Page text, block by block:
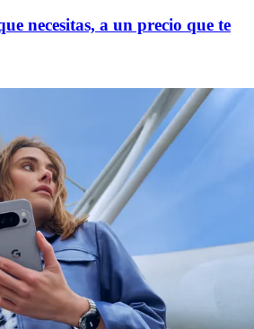
necesitas, a un precio que te